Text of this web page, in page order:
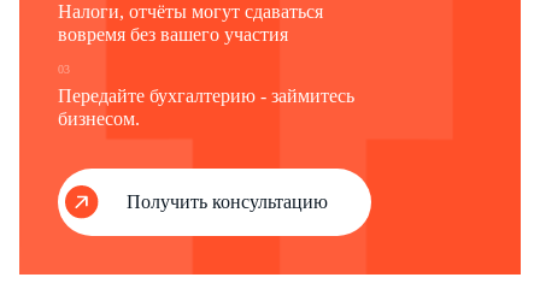
Налоги, отчёты могут сдаваться
вовремя без вашего участия
03
Передайте бухгалтерию - займитесь
бизнесом.
Получить консультацию